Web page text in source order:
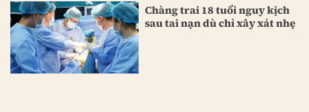
Chàng trai 18 tuổi nguy kịch
sau tai nạn dù chỉ xây xát nhẹ